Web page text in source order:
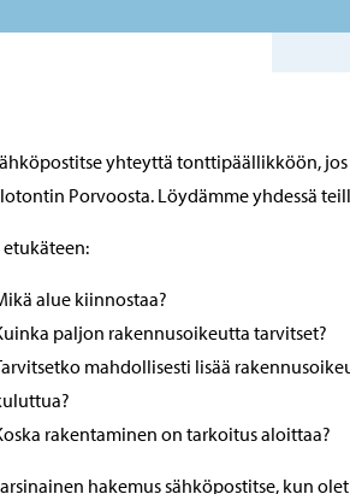
yhteyttä tonttipäällikköön,
Porvoosta. Löydämme yhdessä
alue kiinnostaa?
paljon rakennusoikeutta tarvitset?
mahdollisesti lisää
rakentaminen on tarkoitus aloittaa?
hakemus sähköpostitse, kun